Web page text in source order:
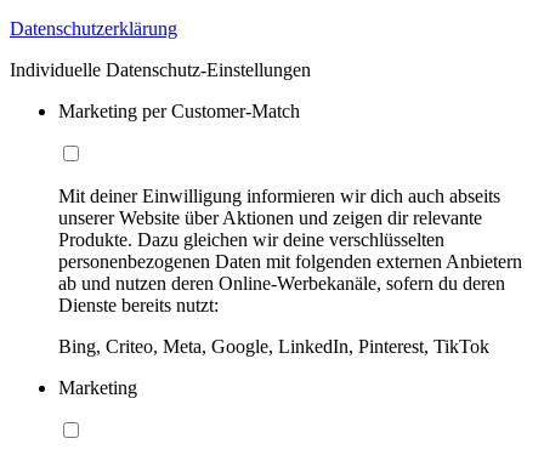
Datenschutzerklärung
Individuelle Datenschutz-Einstellungen
Marketing per Customer-Match
Mit deiner Einwilligung informieren wir dich auch abseits
unserer Website über Aktionen und zeigen dir relevante
Produkte. Dazu gleichen wir deine verschlüsselten
personenbezogenen Daten mit folgenden externen Anbietern
ab und nutzen deren Online-Werbekanäle, sofern du deren
Dienste bereits nutzt:
Bing, Criteo, Meta, Google, LinkedIn, Pinterest, TikTok
Marketing